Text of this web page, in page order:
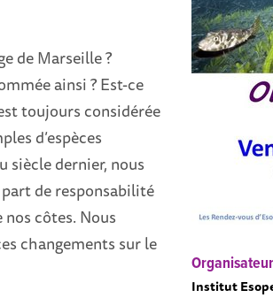
de Marseille ?
ainsi ? Est-ce
toujours considérée
d’espèces
siècle dernier, nous
de responsabilité
côtes. Nous
changements sur le
Institut